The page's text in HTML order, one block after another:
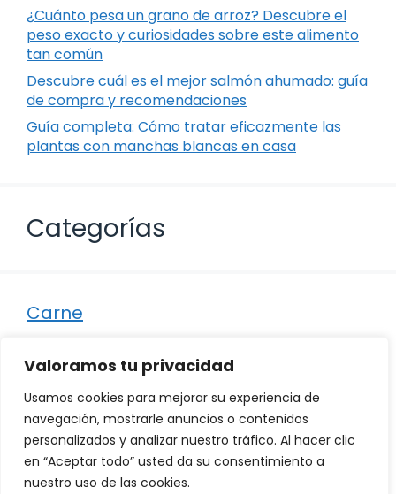
Valoramos tu privacidad
Usamos cookies para mejorar su experiencia de
navegación, mostrarle anuncios o contenidos
personalizados y analizar nuestro tráfico. Al hacer clic
en “Aceptar todo” usted da su consentimiento a
nuestro uso de las cookies.
¿Cuánto pesa un grano de arroz? Descubre el
peso exacto y curiosidades sobre este alimento
tan común
Descubre cuál es el mejor salmón ahumado: guía
de compra y recomendaciones
Guía completa: Cómo tratar eficazmente las
plantas con manchas blancas en casa
Categorías
Carne
Otro
Pescado
Recetas